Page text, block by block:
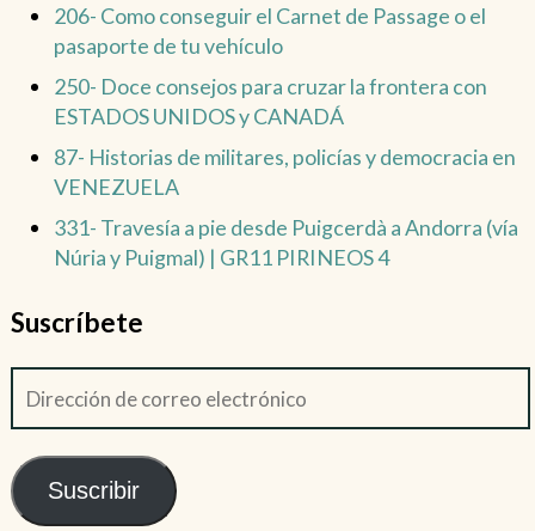
206- Como conseguir el Carnet de Passage o el
pasaporte de tu vehículo
250- Doce consejos para cruzar la frontera con
ESTADOS UNIDOS y CANADÁ
87- Historias de militares, policías y democracia en
VENEZUELA
331- Travesía a pie desde Puigcerdà a Andorra (vía
Núria y Puigmal) | GR11 PIRINEOS 4
Suscríbete
Suscribir